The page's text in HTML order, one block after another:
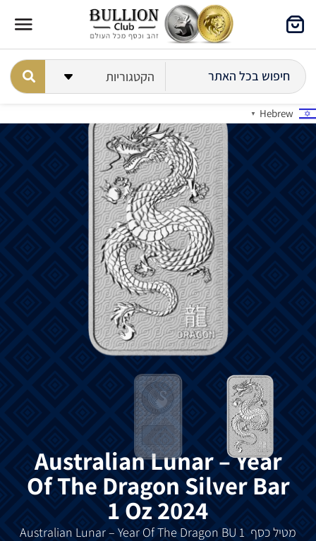
Hebrew
▼
Australian Lunar – Year
Of The Dragon Silver Bar
1 Oz 2024
מטילכסף Australian Lunar – Year Of The Dragon BU 1